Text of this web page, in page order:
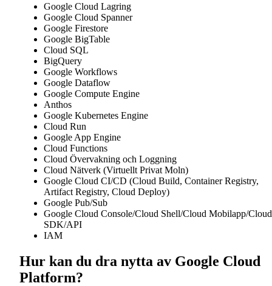
Google Cloud Lagring
Google Cloud Spanner
Google Firestore
Google BigTable
Cloud SQL
BigQuery
Google Workflows
Google Dataflow
Google Compute Engine
Anthos
Google Kubernetes Engine
Cloud Run
Google App Engine
Cloud Functions
Cloud Övervakning och Loggning
Cloud Nätverk (Virtuellt Privat Moln)
Google Cloud CI/CD (Cloud Build, Container Registry,
Artifact Registry, Cloud Deploy)
Google Pub/Sub
Google Cloud Console/Cloud Shell/Cloud Mobilapp/Cloud
SDK/API
IAM
Hur kan du dra nytta av Google Cloud
Platform?